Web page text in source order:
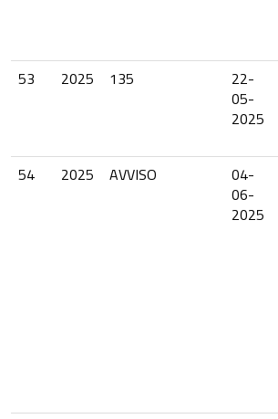
53
2025 135
22-
05-
2025
54
2025 AVVISO
04-
06-
2025